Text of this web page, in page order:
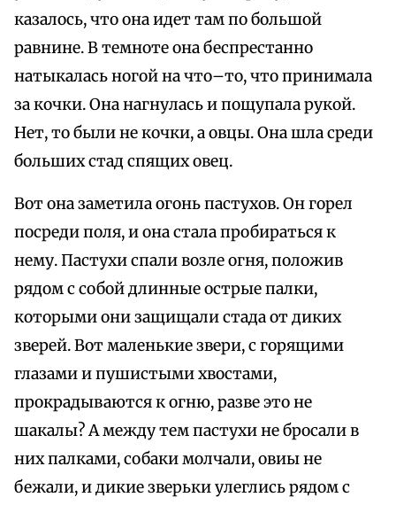
казалось, что она идет там по большой
равнине. В темноте она беспрестанно
натыкалась ногой на что–то, что принимала
за кочки. Она нагнулась и пощупала рукой.
Нет, то были не кочки, а овцы. Она шла среди
больших стад спящих овец.
Вот она заметила огонь пастухов. Он горел
посреди поля, и она стала пробираться к
нему. Пастухи спали возле огня, положив
рядом с собой длинные острые палки,
которыми они защищали стада от диких
зверей. Вот маленькие звери, с горящими
глазами и пушистыми хвостами,
прокрадываются к огню, разве это не
шакалы? А между тем пастухи не бросали в
них палками, собаки молчали, овиы не
бежали, и дикие зверьки улеглись рядом с